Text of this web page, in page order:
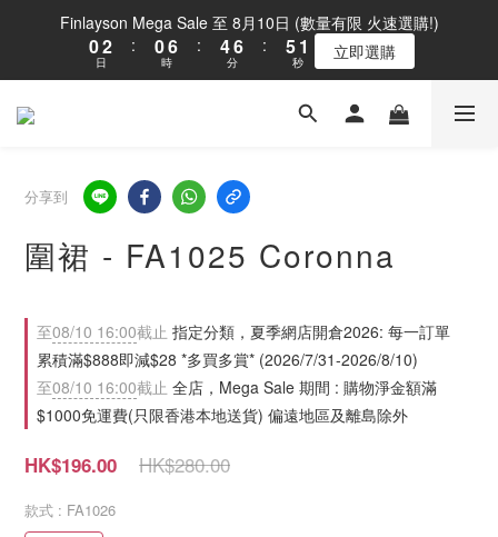
Finlayson Mega Sale 至 8月10日 (數量有限 火速選購!)
1
0
3
2
1
日
:
1
0
7
6
5
0
時
:
5
4
3
7
6
5
0
分
:
6
5
4
1
0
秒 立即選購
分享到
圍裙 - FA1025 Coronna
至08/10 16:00截止 指定分類，夏季網店開倉2026: 每一訂單
累積滿$888即減$28 *多買多賞* (2026/7/31-2026/8/10)
至08/10 16:00截止 全店，Mega Sale 期間 : 購物淨金額滿
$1000免運費(只限香港本地送貨) 偏遠地區及離島除外
HK$280.00
HK$196.00
款式 : FA1026